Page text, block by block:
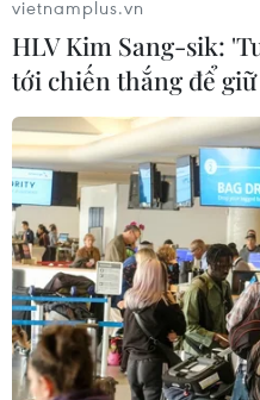
Hà Nội: Điều trị F0
học sinh cấp 3 đi
29/11/2021 12:18
vietnamplus.vn
HLV Kim Sang-sik:
tới chiến thắng để